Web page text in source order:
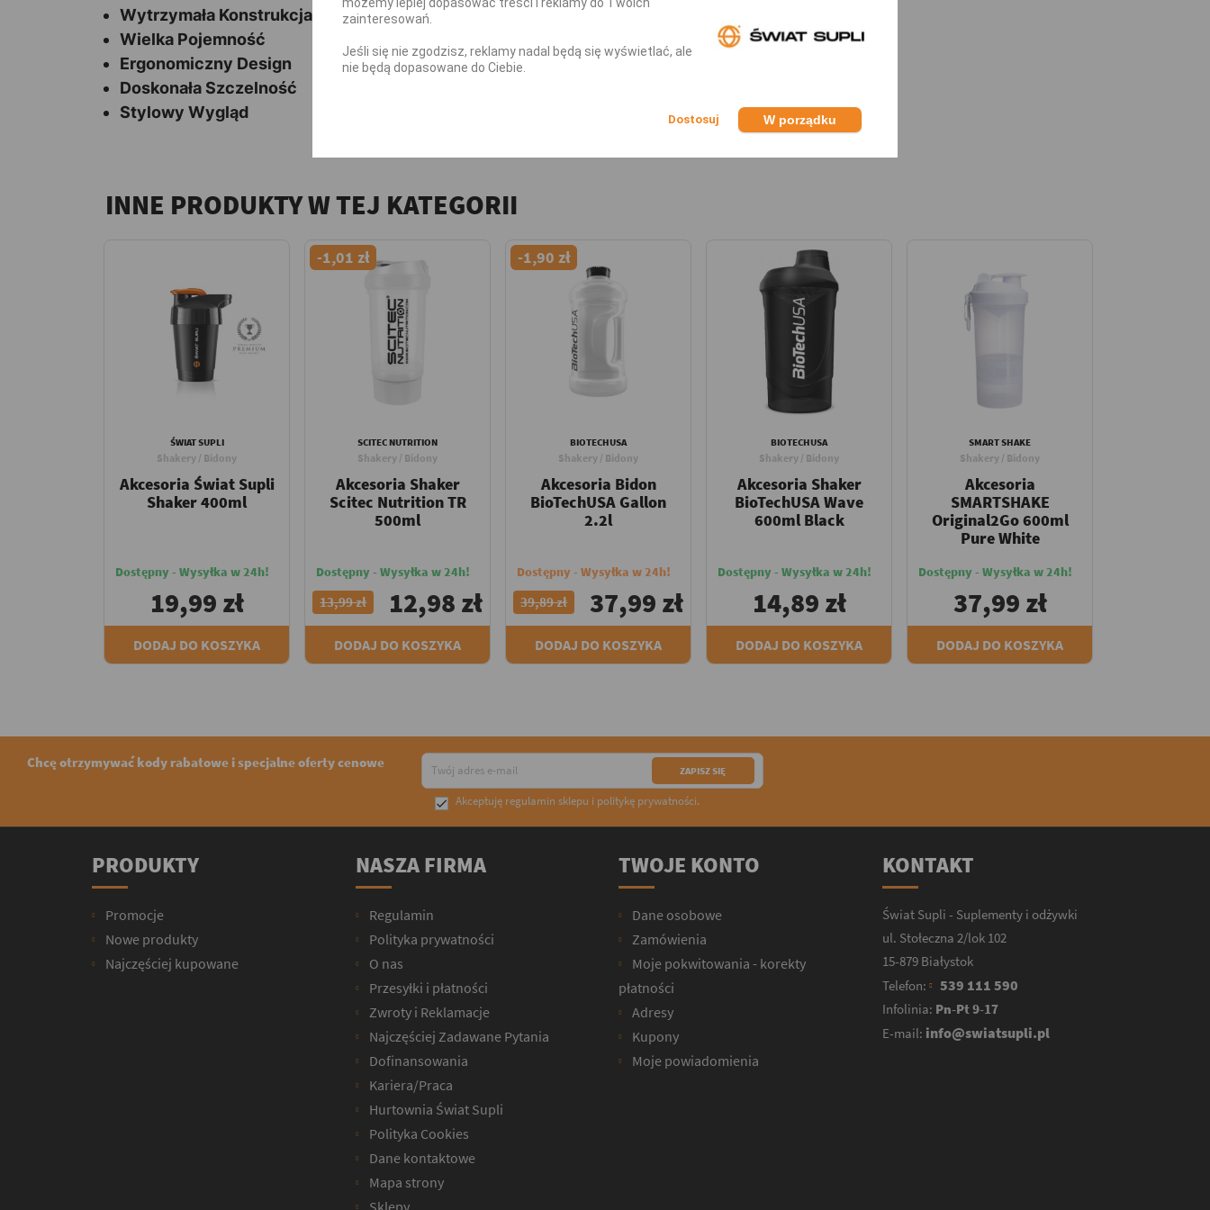
Wytrzymała Konstrukcja
Wielka Pojemność
Ergonomiczny Design
Doskonała Szczelność
Stylowy Wygląd
INNE PRODUKTY W TEJ KATEGORII
ŚWIAT SUPLI
Shakery / Bidony
Akcesoria Świat Supli
Shaker 400ml
Dostępny - Wysyłka w 24h!
19,99 zł
DODAJ DO KOSZYKA
-1,01 zł
SCITEC NUTRITION
Shakery / Bidony
Akcesoria Shaker
Scitec Nutrition TR
500ml
Dostępny - Wysyłka w 24h!
13,99 zł 12,98 zł
DODAJ DO KOSZYKA
-1,90 zł
BIOTECHUSA
Shakery / Bidony
Akcesoria Bidon
BioTechUSA Gallon
2.2l
Dostępny - Wysyłka w 24h!
39,89 zł 37,99 zł
DODAJ DO KOSZYKA
BIOTECHUSA
Shakery / Bidony
Akcesoria Shaker
BioTechUSA Wave
600ml Black
Dostępny - Wysyłka w 24h!
14,89 zł
DODAJ DO KOSZYKA
SMART SHAKE
Shakery / Bidony
Akcesoria
SMARTSHAKE
Original2Go 600ml
Pure White
Dostępny - Wysyłka w 24h!
37,99 zł
DODAJ DO KOSZYKA
Chcę otrzymywać kody rabatowe i specjalne oferty cenowe
 Akceptuję regulamin sklepu i politykę prywatności.
zainteresowań.
Jeśli się nie zgodzisz, reklamy nadal będą się wyświetlać, ale
nie będą dopasowane do Ciebie.
W porządku
PRODUKTY
Promocje
Nowe produkty
Najczęściej kupowane
NASZA FIRMA
Regulamin
Polityka prywatności
O nas
Przesyłki i płatności
Zwroty i Reklamacje
Najczęściej Zadawane Pytania
Dofinansowania
Kariera/Praca
Hurtownia Świat Supli
Polityka Cookies
Dane kontaktowe
Mapa strony
Sklepy
TWOJE KONTO
Dane osobowe
Zamówienia
Moje pokwitowania - korekty
płatności
Adresy
Kupony
Moje powiadomienia
KONTAKT
Świat Supli - Suplementy i odżywki
ul. Stołeczna 2/lok 102
15-879 Białystok
Telefon:
539 111 590
Infolinia: Pn-Pt 9-17
E-mail: info@swiatsupli.pl